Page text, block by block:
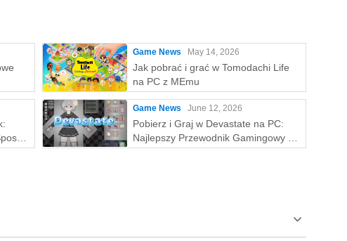
na
Game News May 14, 2026
Jak pobrać i grać w Tomodachi Life
na PC z MEmu
Game News June 12, 2026
Pobierz i Graj w Devastate na PC:
Najlepszy Przewodnik Gamingowy z
MEmu Play